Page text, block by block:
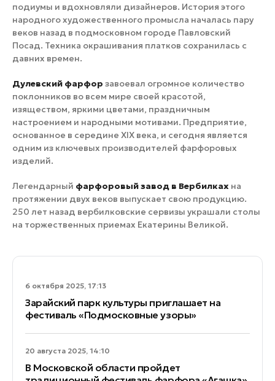
6 октября 2025, 17:13
Зарайский парк культуры приглашает на
фестиваль «Подмосковные узоры»
20 августа 2025, 14:10
В Московской области пройдет
подиумы и вдохновляли дизайнеров. История этого
народного художественного промысла началась пару
веков назад в подмосковном городе Павловский
Посад. Техника окрашивания платков сохранилась с
давних времен.
Дулевский фарфор завоевал огромное количество
поклонников во всем мире своей красотой,
изяществом, яркими цветами, праздничным
настроением и народными мотивами. Предприятие,
основанное в середине XIX века, и сегодня является
одним из ключевых производителей фарфоровых
изделий.
Легендарный фарфоровый завод в Вербилках на
протяжении двух веков выпускает свою продукцию.
250 лет назад вербилковские сервизы украшали столы
на торжественных приемах Екатерины Великой.